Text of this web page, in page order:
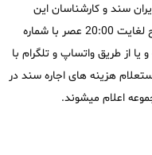
سند و کارشناسان این
مجموعه میتوانید همه روزه از ساعت 8 صبح لغایت 20:00 عصر با شماره
از طریق واتساپ و تلگرام با
هزینه های اجاره سند در
اعلام میشوند.